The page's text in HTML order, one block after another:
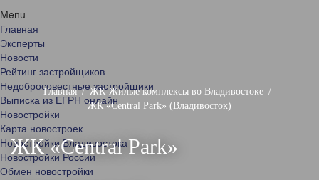
Главная
ЖК-Жилые комплексы во Владивостоке
ЖК «Central Park» (Владивосток)
ЖК «Central Park»
Menu
Главная
Эксперты
Новости
Рейтинг застройщиков
Недобросовестные застройщики
Выписка из ЕГРН онлайн
Новостройки
Карта новостроек
Новостройки Владивостока
Новостройки России
Обмен новостройки